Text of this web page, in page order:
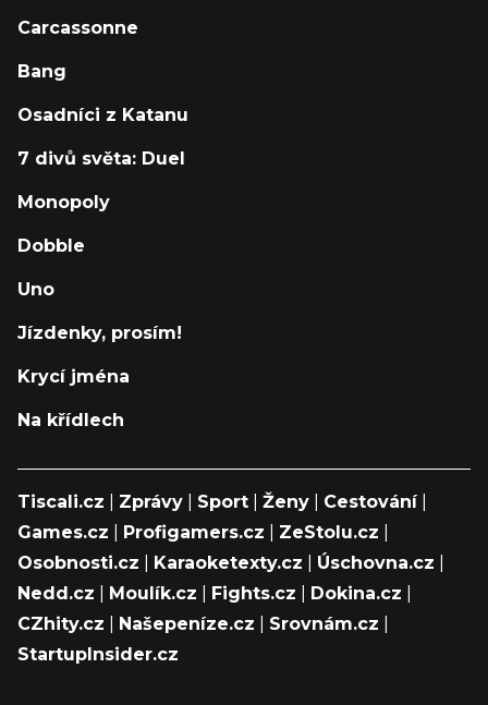
Carcassonne
Bang
Osadníci z Katanu
7 divů světa: Duel
Monopoly
Dobble
Uno
Jízdenky, prosím!
Krycí jména
Na křídlech
Tiscali.cz Zprávy Sport Ženy Cestování|
Games.cz
Profigamers.cz ZeStolu.cz
Osobnosti.cz
Karaoketexty.cz Úschovna.cz
Nedd.cz
Moulík.cz Fights.cz Dokina.cz
CZhity.cz
Našepeníze.cz Srovnám.cz
StartupInsider.cz